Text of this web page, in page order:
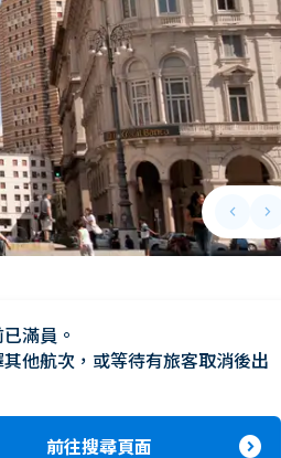
keyboard_arrow_left keyboard_arrow_right
滿員。
他航次，或等待有旅客取消後出
前往搜尋頁面 expand_circle_right